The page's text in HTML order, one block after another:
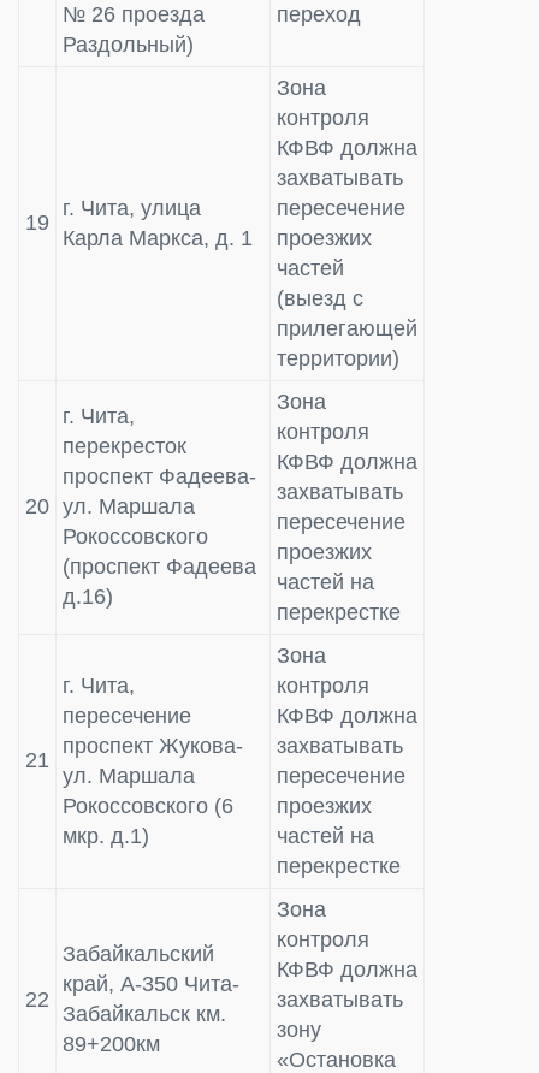
№ 26 проезда
Раздольный)
переход
19
г. Чита, улица
Карла Маркса, д. 1
Зона
контроля
КФВФ должна
захватывать
пересечение
проезжих
частей
(выезд с
прилегающей
территории)
20
г. Чита,
перекресток
проспект Фадеева-
ул. Маршала
Рокоссовского
(проспект Фадеева
д.16)
Зона
контроля
КФВФ должна
захватывать
пересечение
проезжих
частей на
перекрестке
21
г. Чита,
пересечение
проспект Жукова-
ул. Маршала
Рокоссовского (6
мкр. д.1)
Зона
контроля
КФВФ должна
захватывать
пересечение
проезжих
частей на
перекрестке
22
Забайкальский
край, А-350 Чита-
Забайкальск км.
89+200км
Зона
контроля
КФВФ должна
захватывать
зону
«Остановка